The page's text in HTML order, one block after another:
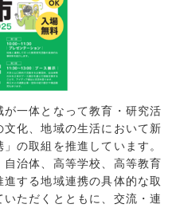
一体となって教育・研究活
化、地域の生活において新
の取組を推進しています。
治体、高等学校、高等教育
する地域連携の具体的な取
ただくとともに、交流・連